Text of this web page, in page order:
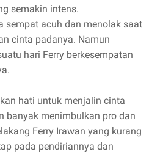
semakin intens.
sempat acuh dan menolak saat
cinta padanya. Namun
hari Ferry berkesempatan
hati untuk menjalin cinta
banyak menimbulkan pro dan
Ferry Irawan yang kurang
pada pendiriannya dan